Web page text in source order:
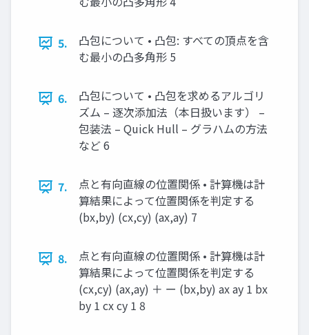
5.
凸包について • 凸包: すべての頂点を含
む最小の凸多角形 5
6.
凸包について • 凸包を求めるアルゴリ
ズム – 逐次添加法（本日扱います） –
包装法 – Quick Hull – グラハムの方法
など 6
7.
点と有向直線の位置関係 • 計算機は計
算結果によって位置関係を判定する
(bx,by) (cx,cy) (ax,ay) 7
8.
点と有向直線の位置関係 • 計算機は計
算結果によって位置関係を判定する
(cx,cy) (ax,ay) ＋ ー (bx,by) ax ay 1 bx
by 1 cx cy 1 8